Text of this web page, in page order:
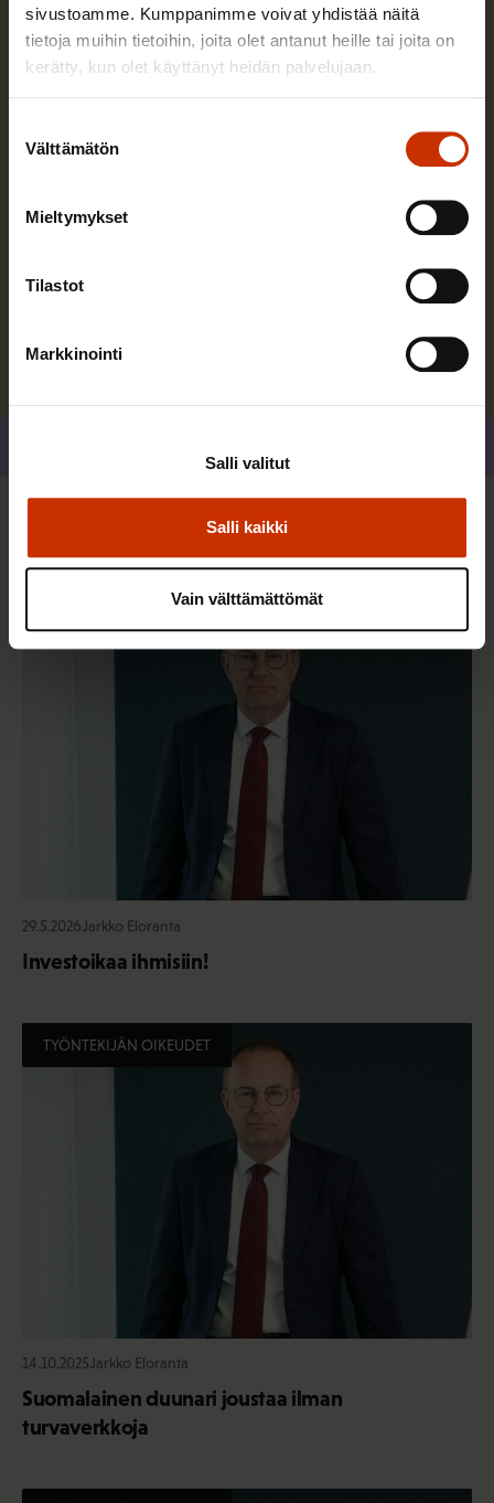
sivustoamme. Kumppanimme voivat yhdistää näitä
tietoja muihin tietoihin, joita olet antanut heille tai joita on
kerätty, kun olet käyttänyt heidän palvelujaan.
valinta
Välttämätön
Mieltymykset
Tilastot
Markkinointi
Salli kaikki
Salli valitut
Vain välttämättömät
Toimin SAK:n puheenjohtajana ja vastaan järjestön
Lisää kirjoittajalta
TERVE JA HYVÄ TYÖELÄMÄ
29.5.2026 Jarkko Eloranta
Investoikaa ihmisiin!
TYÖNTEKIJÄN OIKEUDET
14.10.2025Jarkko Eloranta
Suomalainen duunari joustaa ilman
turvaverkkoja